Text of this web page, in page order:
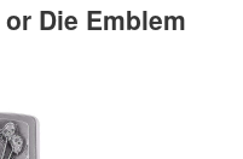
Die Emblem